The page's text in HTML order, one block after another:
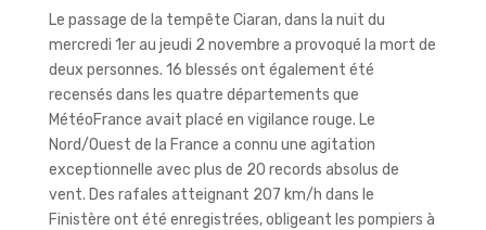
Le passage de la tempête Ciaran, dans la nuit du
mercredi 1er au jeudi 2 novembre a provoqué la mort de
deux personnes. 16 blessés ont également été
recensés dans les quatre départements que
MétéoFrance avait placé en vigilance rouge. Le
Nord/Ouest de la France a connu une agitation
exceptionnelle avec plus de 20 records absolus de
vent. Des rafales atteignant 207 km/h dans le
Finistère ont été enregistrées, obligeant les pompiers à